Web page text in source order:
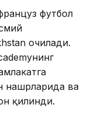
футбол
очилади.
нашрларида ва
қилинди.